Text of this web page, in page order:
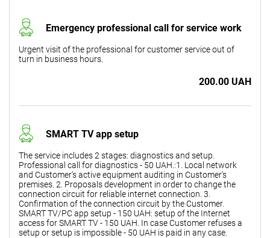
Emergency professional call for service work
Urgent visit of the professional for customer service out of
turn in business hours.
200.00 UAH
SMART TV app setup
The service includes 2 stages: diagnostics and setup.
Professional call for diagnostics - 50 UAH.:1. Local network
and Customer's active equipment auditing in Customer's
premises. 2. Proposals development in order to change the
connection circuit for reliable internet connection. 3.
Confirmation of the connection circuit by the Customer.
SMART TV/PC app setup - 150 UAH: setup of the Internet
access for SMART TV - 150 UAH. In case Customer refuses a
setup or setup is impossible - 50 UAH is paid in any case.